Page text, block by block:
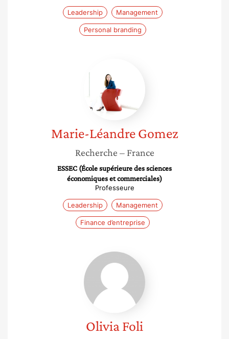
Leadership Management
Personal branding
Gomez
Marie-Léandre Gomez
Recherche – France
ESSEC (École supérieure des sciences
économiques et commerciales)
Professeure
Leadership Management
Finance d’entreprise
Olivia
Foli
OliviaFoli